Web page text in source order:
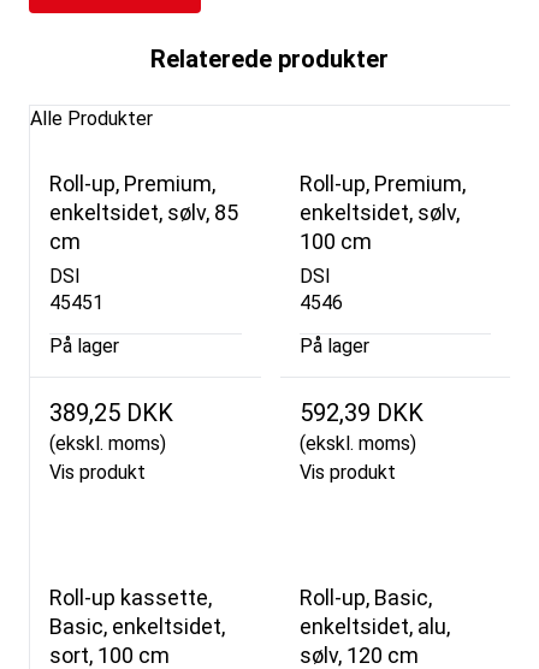
Relaterede produkter
Alle Produkter
Roll-up, Premium,
enkeltsidet, sølv, 85
cm
DSI
45451
På lager
389,25 DKK
(ekskl. moms)
Vis produkt
Roll-up, Premium,
enkeltsidet, sølv,
100 cm
DSI
4546
På lager
592,39 DKK
(ekskl. moms)
Vis produkt
Roll-up kassette,
Basic, enkeltsidet,
sort, 100 cm
Roll-up, Basic,
enkeltsidet, alu,
sølv, 120 cm